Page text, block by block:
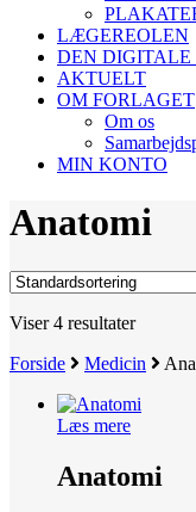
LÆGEREOLEN
DEN DIGITALE
AKTUELT
OM FORLAGET
Om os
MIN KONTO
Anatomi
Viser 4 resultater
Forside
Medicin
Læs mere
Anatomi